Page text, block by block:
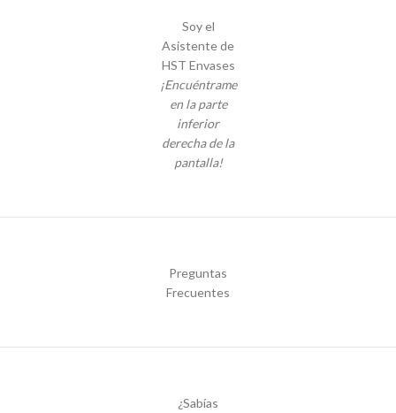
Soy el
Asistente de
HST Envases
¡Encuéntrame
en la parte
inferior
derecha de la
pantalla!
Preguntas
Frecuentes
¿Sabías